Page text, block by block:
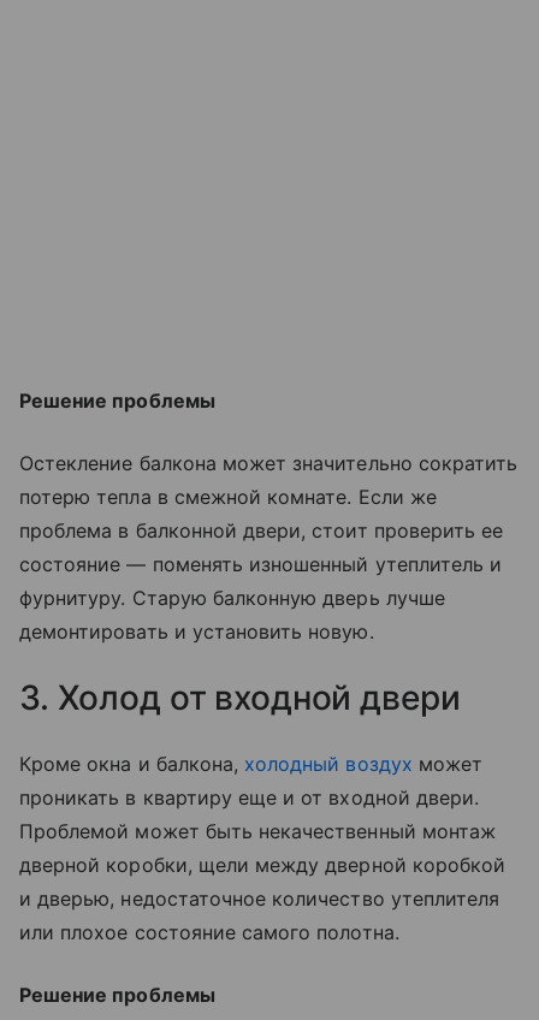
Решение проблемы
Остекление балкона может значительно сократить
потерю тепла в смежной комнате. Если же
проблема в балконной двери, стоит проверить ее
состояние — поменять изношенный утеплитель и
фурнитуру. Старую балконную дверь лучше
демонтировать и установить новую.
3. Холод от входной двери
Кроме окна и балкона, холодный воздух может
проникать в квартиру еще и от входной двери.
Проблемой может быть некачественный монтаж
дверной коробки, щели между дверной коробкой
и дверью, недостаточное количество утеплителя
или плохое состояние самого полотна.
Решение проблемы